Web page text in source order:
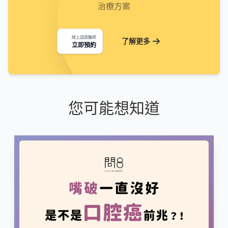
治療方案
線上諮詢醫師
立即預約 了解更多
您可能想知道